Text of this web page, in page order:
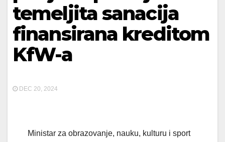
temeljita sanacija
finansirana kreditom
KfW-a
DEC 20, 2024
Ministar za obrazovanje, nauku, kulturu i sport